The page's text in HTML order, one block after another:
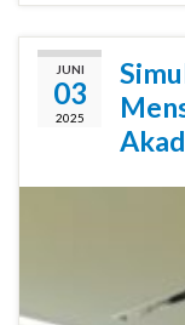
JUNI
03
2025